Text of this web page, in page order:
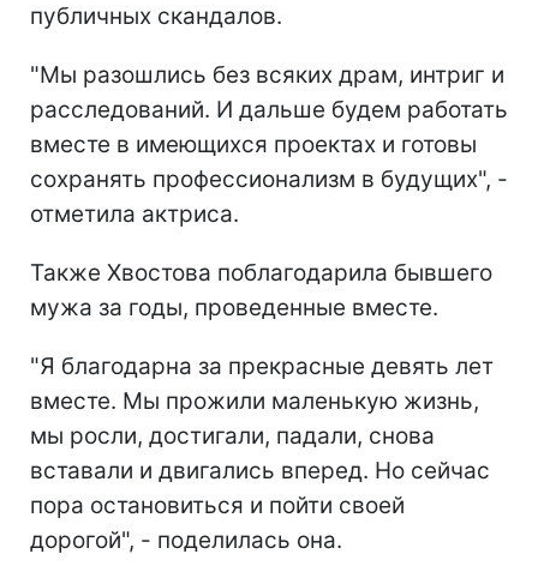
публичных скандалов.
"Мы разошлись без всяких драм, интриг и
расследований. И дальше будем работать
вместе в имеющихся проектах и готовы
сохранять профессионализм в будущих", -
отметила актриса.
Также Хвостова поблагодарила бывшего
мужа за годы, проведенные вместе.
"Я благодарна за прекрасные девять лет
вместе. Мы прожили маленькую жизнь,
мы росли, достигали, падали, снова
вставали и двигались вперед. Но сейчас
пора остановиться и пойти своей
дорогой", - поделилась она.